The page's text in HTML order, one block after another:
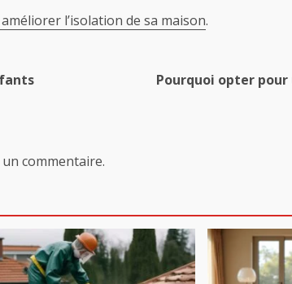
l’isolation de sa maison.
Pourquoi opter
commentaire.